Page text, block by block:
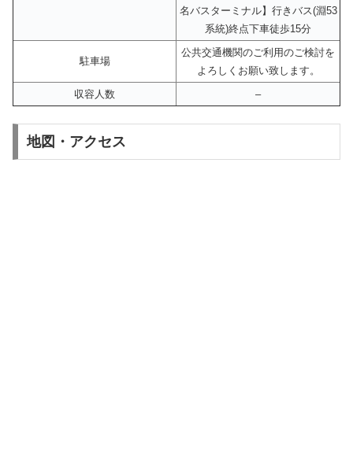
名バスターミナル】行きバス(淵53
系統)終点下車徒歩15分
駐車場
公共交通機関のご利用のご検討を
よろしくお願い致します。
収容人数
–
地図・アクセス